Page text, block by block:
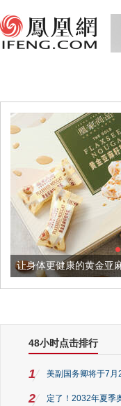
的黄金亚麻籽，我们把
48小时点击排行
1 美副国务卿将于7
2 定了！2032年夏季